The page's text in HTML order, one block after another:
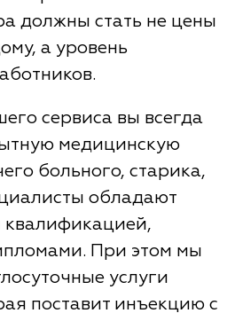
должны стать не цены
а уровень
сервиса вы всегда
медицинскую
больного, старика,
обладают
квалификацией,
При этом мы
услуги
поставит инъекцию с